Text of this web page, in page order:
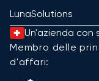
LunaSolutions
Un'azienda con
Membro delle
d'affari: